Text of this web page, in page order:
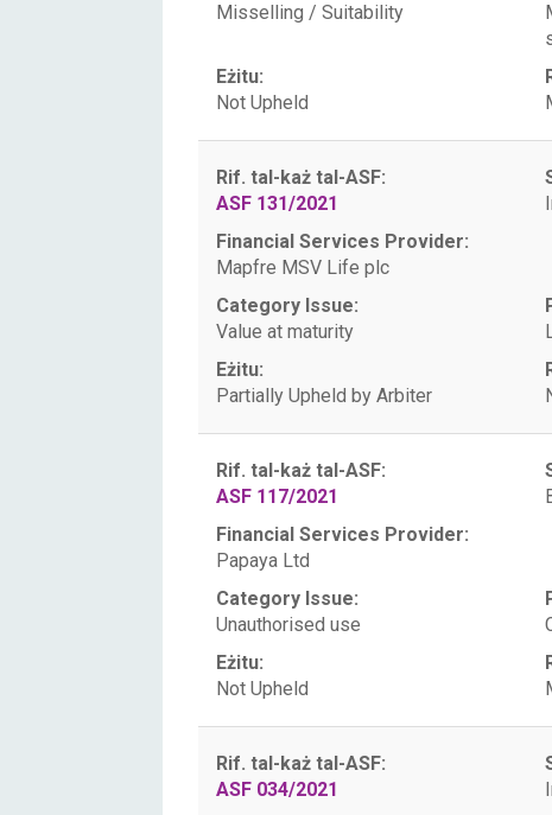
Misselling / Suitability
Eżitu:
Not Upheld
Rif. tal-każ tal-ASF:
ASF 131/2021
Financial Services Provider:
Mapfre MSV Life plc
Category Issue:
Value at maturity
Eżitu:
Partially Upheld by Arbiter
Rif. tal-każ tal-ASF:
ASF 117/2021
Financial Services Provider:
Papaya Ltd
Category Issue:
Unauthorised use
Eżitu:
Not Upheld
Rif. tal-każ tal-ASF:
ASF 034/2021